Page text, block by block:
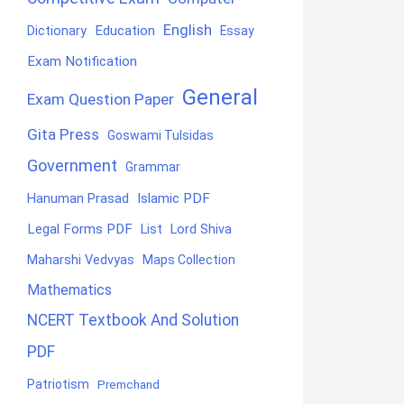
Dictionary Education English Essay
Exam Notification
Exam Question Paper General
Gita Press Goswami Tulsidas
Government Grammar
Hanuman Prasad
Islamic PDF
Legal Forms PDF List Lord Shiva
Maharshi Vedvyas Maps Collection
Mathematics
NCERT Textbook And Solution
PDF
Patriotism Premchand